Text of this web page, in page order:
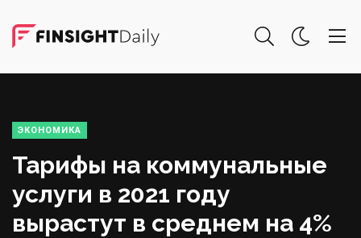
ЭКОНОМИКА
Тарифы на коммунальные
услуги в 2021 году
вырастут в среднем на 4%